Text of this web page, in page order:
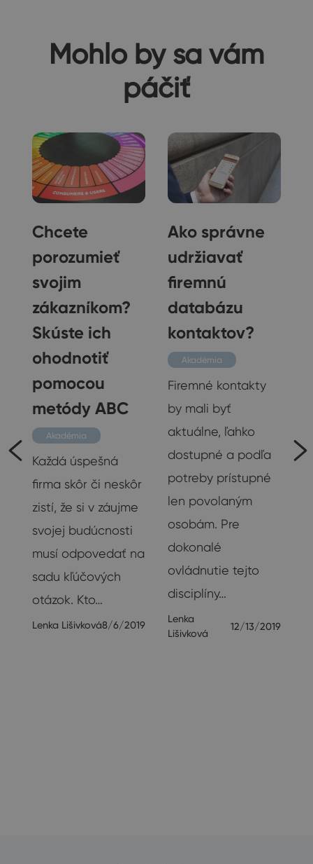
Mohlo by sa vám
páčiť
Chcete
porozumieť
svojim
zákazníkom?
Skúste ich
ohodnotiť
pomocou
metódy ABC
Akadémia
Každá úspešná
firma skôr či neskôr
zistí, že si v záujme
svojej budúcnosti
musí odpovedať na
sadu kľúčových
otázok. Kto…
Lenka Lišivková8/6/2019
Ako správne
udržiavať
firemnú
databázu
kontaktov?
Akadémia
Firemné kontakty
by mali byť
aktuálne, ľahko
dostupné a podľa
potreby prístupné
len povolaným
osobám. Pre
dokonalé
ovládnutie tejto
disciplíny…
Lenka
Lišivková
12/13/2019